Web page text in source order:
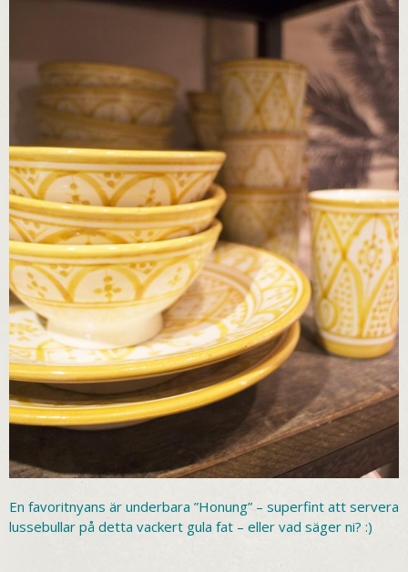
En favoritnyans är underbara ”Honung” – superfint att servera
lussebullar på detta vackert gula fat – eller vad säger ni? :)